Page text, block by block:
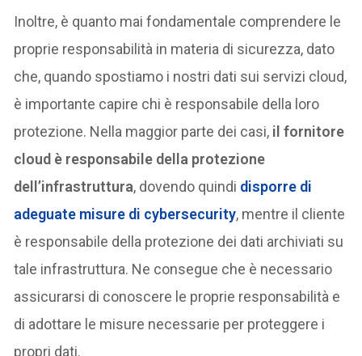
Inoltre, è quanto mai fondamentale comprendere le
proprie responsabilità in materia di sicurezza, dato
che, quando spostiamo i nostri dati sui servizi cloud,
è importante capire chi è responsabile della loro
protezione. Nella maggior parte dei casi, il fornitore
cloud è responsabile della protezione
dell’infrastruttura, dovendo quindi disporre di
adeguate misure di cybersecurity, mentre il cliente
è responsabile della protezione dei dati archiviati su
tale infrastruttura. Ne consegue che è necessario
assicurarsi di conoscere le proprie responsabilità e
di adottare le misure necessarie per proteggere i
propri dati.